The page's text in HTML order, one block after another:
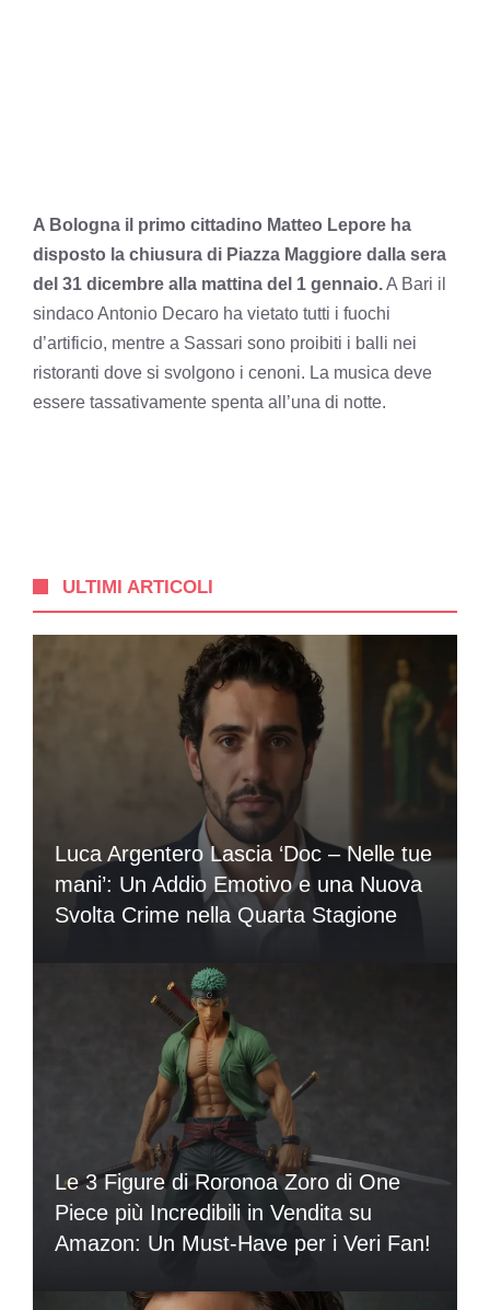
A Bologna il primo cittadino Matteo Lepore ha
disposto la chiusura di Piazza Maggiore dalla sera
del 31 dicembre alla mattina del 1 gennaio.A Bari il
sindaco Antonio Decaro ha vietato tutti i fuochi
d’artificio, mentre a Sassari sono proibiti i balli nei
ristoranti dove si svolgono i cenoni. La musica deve
essere tassativamente spenta all’una di notte.
ULTIMI ARTICOLI
Luca Argentero Lascia ‘Doc – Nelle tue
mani’: Un Addio Emotivo e una Nuova
Svolta Crime nella Quarta Stagione
Le 3 Figure di Roronoa Zoro di One
Piece più Incredibili in Vendita su
Amazon: Un Must-Have per i Veri Fan!